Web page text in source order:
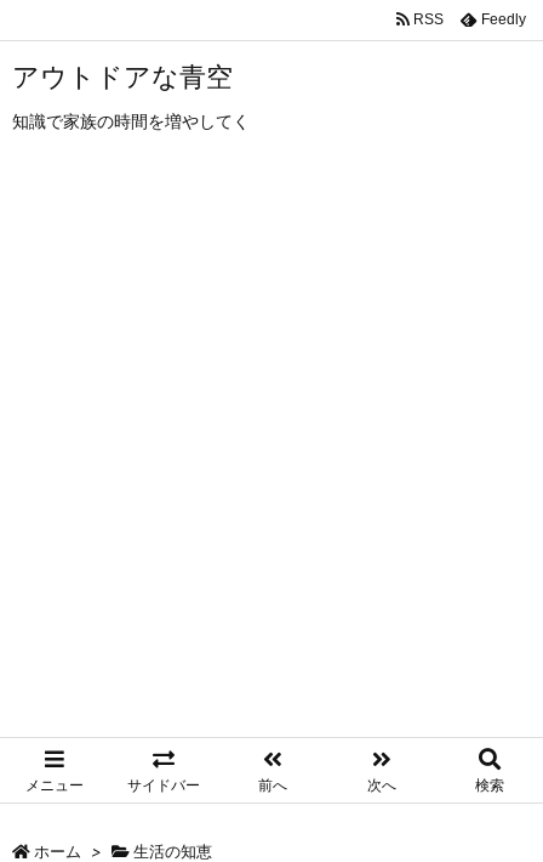
アウトドアな青空
知識で家族の時間を増やしてく
メニュー サイドバー 前へ 次へ 検索
RSS Feedly
ホーム > 生活の知恵